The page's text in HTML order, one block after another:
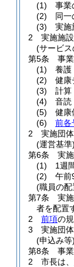
(1)
事業
(2)
同一
(3)
実施
2
実施施
(サービス
第5条
事
(1)
養護
(2)
健康
(3)
計算
(4)
音読
(5)
健康
(6)
前各
2
実施団
(運営基準)
第6条
実
(1)
1週
(2)
午前
(職員の配
第7条
実
者を配置
2
前項の
3
実施団
(申込み等)
第8条
事
2
市長は、